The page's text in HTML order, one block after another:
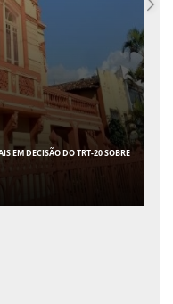
QUAIS SÃO OS NOMES